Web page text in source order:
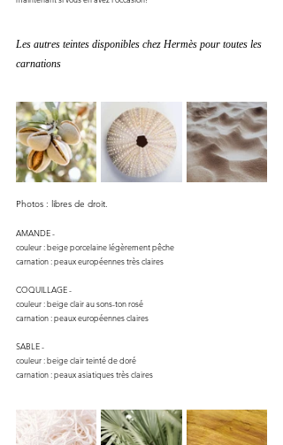
Les autres teintes disponibles chez Hermès pour toutes les
carnations
Photos : libres de droit.
AMANDE -
couleur : beige porcelaine légèrement pêche
carnation : peaux européennes très claires
COQUILLAGE -
couleur : beige clair au sons-ton rosé
carnation : peaux européennes claires
SABLE -
couleur : beige clair teinté de doré
carnation : peaux asiatiques très claires